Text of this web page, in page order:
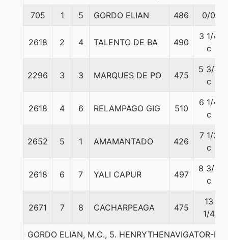
705 1 5 GORDO ELIAN 486 0/0
2618 2 4 TALENTO DE BA 490
3 1/4
c
2296 3 3 MARQUES DE PO 475
5 3/4
c
2618 4 6 RELAMPAGO GIG 510
6 1/4
c
2652 5 1 AMAMANTADO 426
7 1/2
c
2618 6 7 YALI CAPUR 497
8 3/4
c
2671 7 8 CACHARPEAGA 475
13
1/4
GORDO ELIAN, M.C., 5. HENRYTHENAVIGATOR-